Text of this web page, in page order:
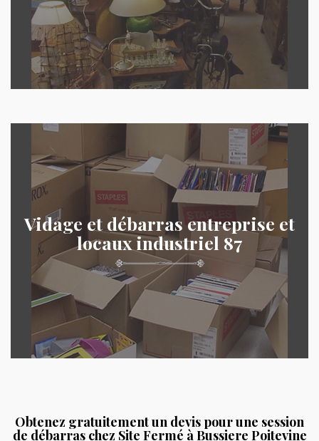
Vidage et débarras entreprise et
locaux industriel 87
Obtenez gratuitement un devis pour une session
de débarras chez Site Fermé à Bussiere Poitevine